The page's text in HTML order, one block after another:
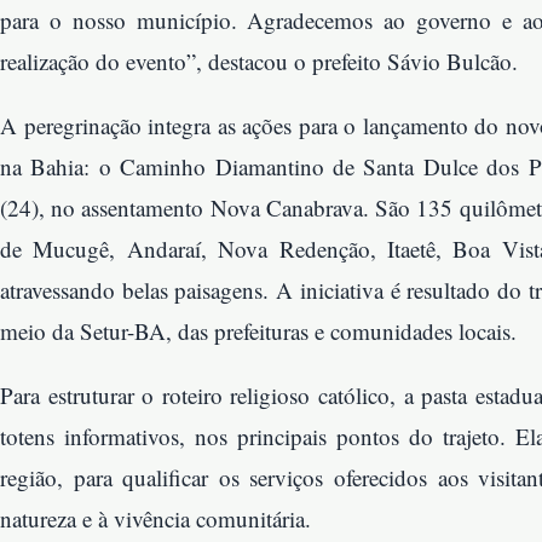
para o nosso município. Agradecemos ao governo e
realização do evento”, destacou o prefeito Sávio Bulcão.
A peregrinação integra as ações para o lançamento do
na Bahia: o Caminho Diamantino de Santa Dulce dos
(24), no assentamento Nova Canabrava. São 135
de Mucugê, Andaraí, Nova Redenção, Itaetê, Boa
atravessando belas paisagens. A iniciativa é resultado
meio da Setur-BA, das prefeituras e comunidades locais.
Para estruturar o roteiro religioso católico, a pasta
totens informativos, nos principais pontos do trajeto.
região, para qualificar os serviços oferecidos aos
natureza e à vivência comunitária.